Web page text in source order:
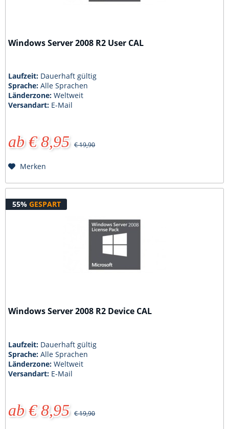
Windows Server 2008 R2 User CAL
Laufzeit: Dauerhaft gültig
Sprache:Alle Sprachen
Länderzone:Weltweit
Versandart: E-Mail
ab € 8,95 € 19,90
Merken
55% GESPART
Windows Server 2008 R2 Device CAL
Laufzeit: Dauerhaft gültig
Sprache:Alle Sprachen
Länderzone:Weltweit
Versandart: E-Mail
ab € 8,95 € 19,90